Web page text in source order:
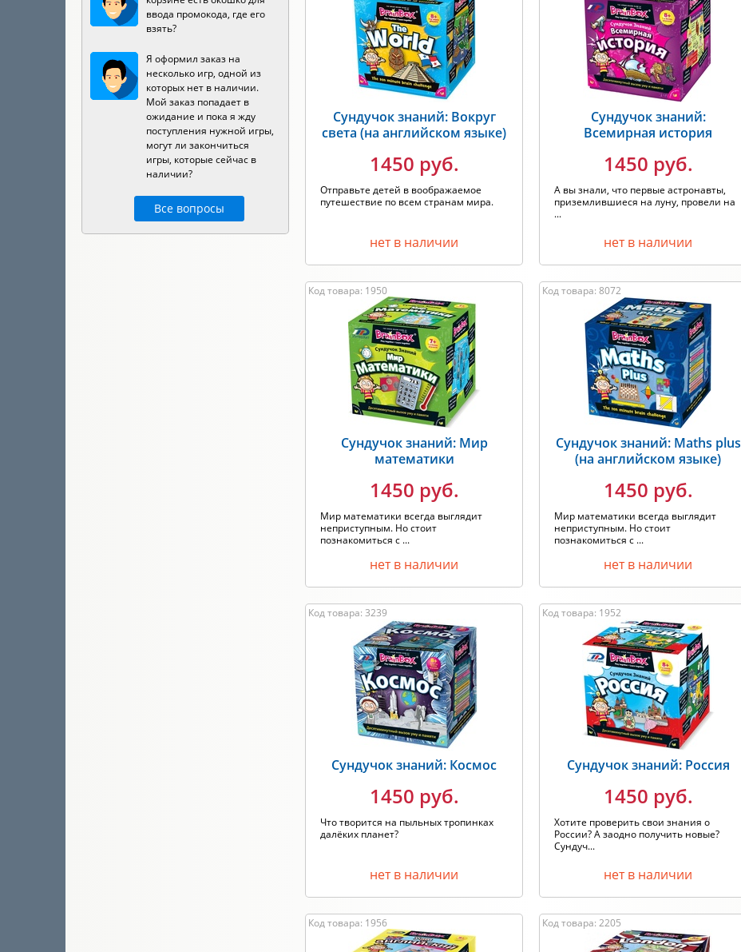
Сундучок знаний: Вокруг
света (на английском языке)
1450 руб.
Отправьте детей в воображаемое
путешествие по всем странам мира.
нет в наличии
Сундучок знаний:
Всемирная история
1450 руб.
А вы знали, что первые астронавты,
приземлившиеся на луну, провели на
...
нет в наличии
Код товара: 1950
Сундучок знаний: Мир
математики
1450 руб.
Мир математики всегда выглядит
неприступным. Но стоит
познакомиться с ...
нет в наличии
Код товара: 8072
Сундучок знаний: Maths plus
(на английском языке)
1450 руб.
Мир математики всегда выглядит
неприступным. Но стоит
познакомиться с ...
нет в наличии
Код товара: 3239
Сундучок знаний: Космос
1450 руб.
Что творится на пыльных тропинках
далёких планет?
нет в наличии
Код товара: 1952
Сундучок знаний: Россия
1450 руб.
Хотите проверить свои знания о
России? А заодно получить новые?
Сундуч...
нет в наличии
Код товара: 1956 Код товара: 2205
ввода промокода, где его
взять?
Я оформил заказ на
несколько игр, одной из
которых нет в наличии.
Мой заказ попадает в
ожидание и пока я жду
поступления нужной игры,
могут ли закончиться
игры, которые сейчас в
наличии?
Все вопросы